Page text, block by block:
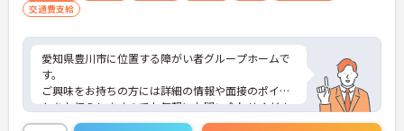
交通費支給
愛知県豊川市に位置する障がい者グループホームで
す。
ご興味をお持ちの方には詳細の情報や面接のポイン
トをお伝えしますのでお気軽にお問い合わせくださ
いませ。